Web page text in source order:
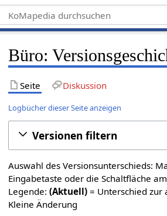
Büro:
Seite Diskussion
Logbücher dieser Seite anzeigen
Versionen filtern
Auswahl des Versionsunterschieds:
Eingabetaste oder die Schaltfläche
Legende:(Aktuell) = Unterschied
Kleine Änderung